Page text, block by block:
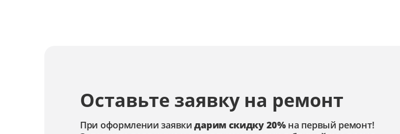
Оставьте заявку на ремонт
При оформлении заявкидарим скидку 20%на первый ремонт!